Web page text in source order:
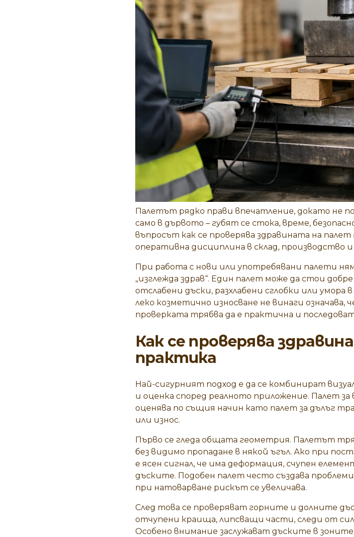
Палетът рядко прави впечатление, докато не
само в дървото – губят се стока, време,
въпросът как се проверява здравината на
оперативна дисциплина в склад, производство
При работа с нови или употребявани палети
„изглежда здрав“. Един палет може да стои
отслабени дъски, разхлабени сглобки или
леко козметично износване не винаги означава,
проверката трябва да е практична и
Как се проверява
практика
Най-сигурният подход е да се комбинират
и оценка според реалното приложение. Палет
оценява по същия начин като палет за дълъг
или износ.
Първо се гледа общата геометрия. Палетът
без видимо пропадане в някой ъгъл. Ако при
е ясен сигнал, че има деформация, счупен
дъските. Подобен палет често създава
при натоварване рискът се увеличава.
След това се проверяват горните и долните
отчупени краища, липсващи части, следи от
Особено внимание заслужават дъските в